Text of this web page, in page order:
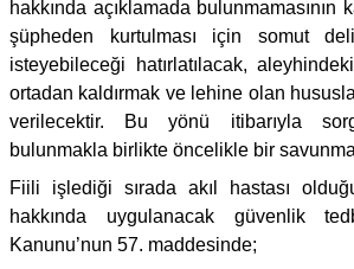
hakkında açıklamada bulunmamasının
şüpheden kurtulması için somut
isteyebileceği hatırlatılacak,
ortadan kaldırmak ve lehine olan
verilecektir. Bu yönü itibarıyla
bulunmakla birlikte öncelikle bir savunma
Fiili işlediği sırada akıl hastası
hakkında uygulanacak güvenlik
Kanunu’nun 57. maddesinde;